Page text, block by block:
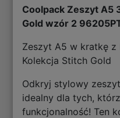
Coolpack Zeszyt A5
Gold wzór 2
Zeszyt A5 w kratkę z
Kolekcja Stitch Gold
Odkryj stylowy
idealny dla tych,
funkcjonalność! Ten